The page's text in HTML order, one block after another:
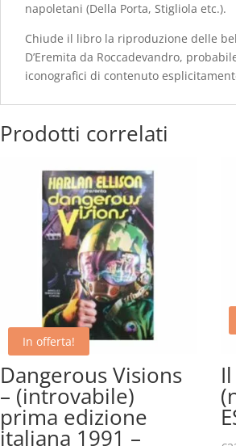
napoletani (Della Porta, Stigliola etc.).
Chiude il libro la riproduzione delle
D’Eremita da Roccadevandro,
iconografici di contenuto
Prodotti correlati
In offerta!
Dangerous Visions
– (introvabile)
prima edizione
italiana 1991 –